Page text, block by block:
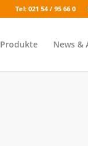
Tel: 021 54 / 95 66 0
Produkte News &